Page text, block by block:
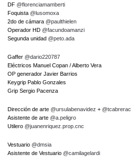
DF @florenciamamberti
Foquista @lusomoxa
2do de cámara @paulthielen
Operador HD @facundoamanzi
Segunda unidad @peto.ada
Gaffer @dario220787
Eléctricos Manuel Copan / Alberto Vera
OP generador Javier Barrios
Keygrip Pablo Gonzales
Grip Sergio Pacenza
Dirección de arte @ursulabenavidez + @tcabrerac
Asistente de arte @a.peligro
Utilero @juanenriquez.prop.cnc
Vestuario @dmsia
Asistente de Vestuario @camilagelardi